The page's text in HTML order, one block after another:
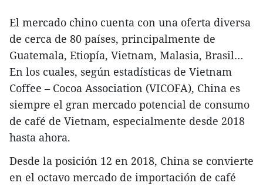
El mercado chino cuenta con una oferta diversa
de cerca de 80 países, principalmente de
Guatemala, Etiopía, Vietnam, Malasia, Brasil…
En los cuales, según estadísticas de Vietnam
Coffee – Cocoa Association (VICOFA), China es
siempre el gran mercado potencial de consumo
de café de Vietnam, especialmente desde 2018
hasta ahora.
Desde la posición 12 en 2018, China se convierte
en el octavo mercado de importación de café